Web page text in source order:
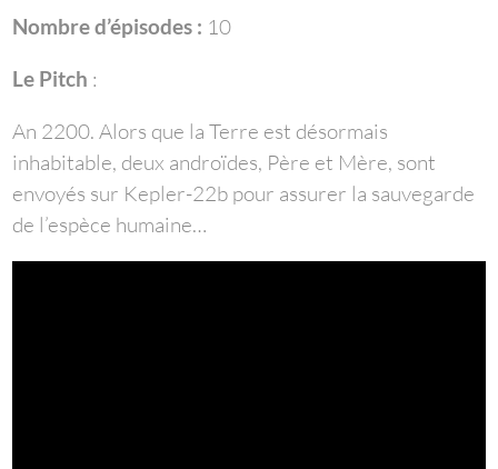
Nombre d’épisodes : 10
Le Pitch :
An 2200. Alors que la Terre est désormais
inhabitable, deux androïdes, Père et Mère, sont
envoyés sur Kepler-22b pour assurer la sauvegarde
de l’espèce humaine…